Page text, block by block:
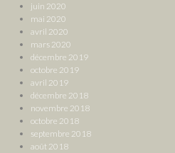
juin 2020
mai 2020
avril 2020
mars 2020
décembre 2019
octobre 2019
avril 2019
décembre 2018
novembre 2018
octobre 2018
septembre 2018
août 2018